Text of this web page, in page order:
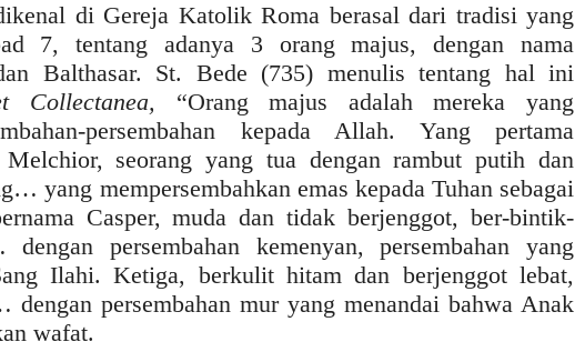
di Gereja Katolik Roma berasal dari tradisi yang
7, tentang adanya 3 orang majus, dengan nama
Balthasar. St. Bede (735) menulis tentang hal ini
Collectanea, “Orang majus adalah mereka yang
persembahan kepada Allah. Yang pertama
Melchior, seorang yang tua dengan rambut putih dan
yang mempersembahkan emas kepada Tuhan sebagai
Casper, muda dan tidak berjenggot, ber-bintik-
persembahan kemenyan, persembahan yang
Ilahi. Ketiga, berkulit hitam dan berjenggot lebat,
dengan persembahan mur yang menandai bahwa Anak
wafat.